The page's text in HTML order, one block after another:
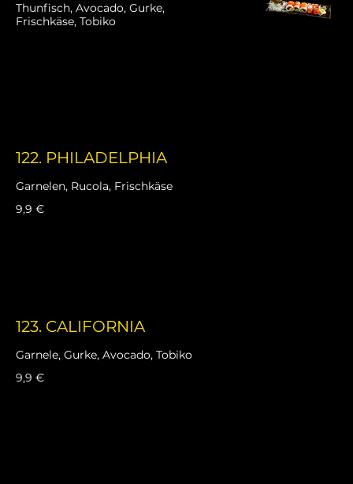
Thunfisch, Avocado, Gurke,
Frischkäse, Tobiko
122. PHILADELPHIA
Garnelen, Rucola, Frischkäse
9,9 €
123. CALIFORNIA
Garnele, Gurke, Avocado, Tobiko
9,9 €